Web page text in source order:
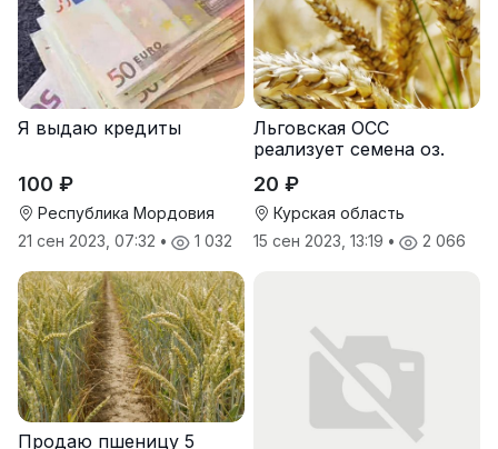
Я выдаю кредиты
100 ₽
Республика Мордовия
21 сен 2023, 07:32 • 1 032
Льговская ОСС
реализует семена оз.
20 ₽
Курская область
15 сен 2023, 13:19 • 2 066
Продаю пшеницу 5